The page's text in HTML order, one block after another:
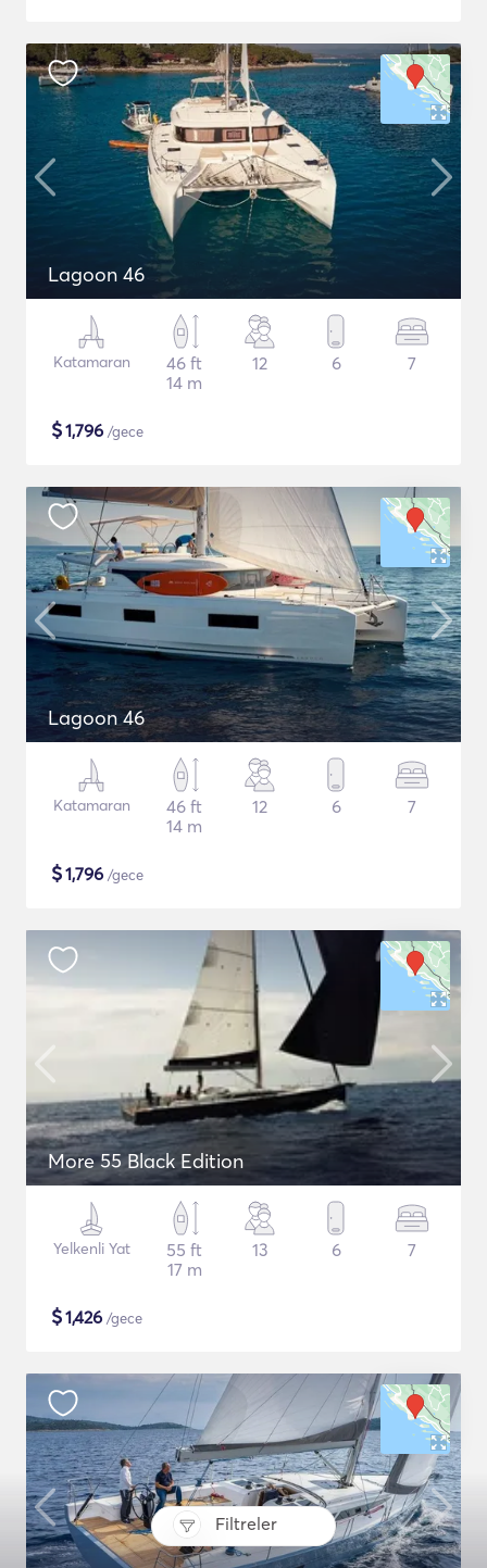
Filtreler
Lagoon 46
Katamaran
46 ft
14 m
12 6 7
$1,796 /gece
Lagoon 46
Katamaran
46 ft
14 m
12 6 7
$1,796 /gece
More 55 Black Edition
Yelkenli Yat
55 ft
17 m
13 6 7
$1,426 /gece